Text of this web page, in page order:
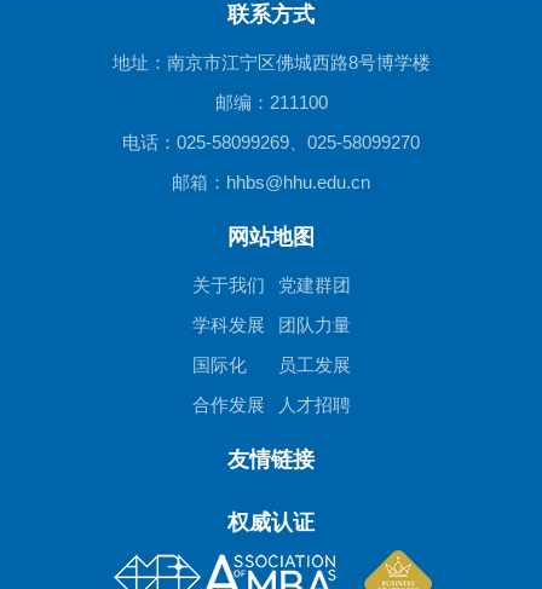
联系方式
地址：南京市江宁区佛城西路8号博学楼
邮编：211100
电话：025-58099269、025-58099270
邮箱：hhbs@hhu.edu.cn
网站地图
关于我们
党建群团
学科发展
团队力量
国际化
员工发展
合作发展
人才招聘
友情链接
权威认证